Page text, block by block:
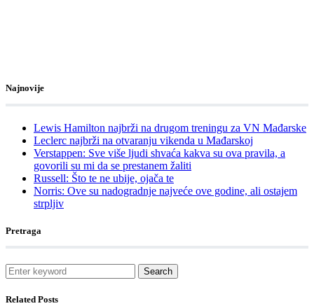
Najnovije
Lewis Hamilton najbrži na drugom treningu za VN Mađarske
Leclerc najbrži na otvaranju vikenda u Mađarskoj
Verstappen: Sve više ljudi shvaća kakva su ova pravila, a
govorili su mi da se prestanem žaliti
Russell: Što te ne ubije, ojača te
Norris: Ove su nadogradnje najveće ove godine, ali ostajem
strpljiv
Pretraga
Search
Related Posts